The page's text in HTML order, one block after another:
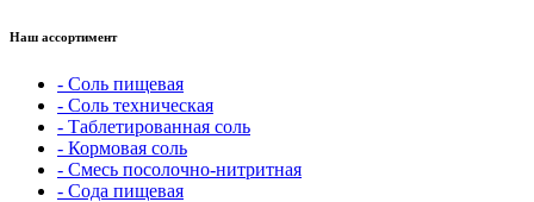
Наш ассортимент
- Соль пищевая
- Соль техническая
- Таблетированная соль
- Кормовая соль
- Смесь посолочно-нитритная
- Сода пищевая